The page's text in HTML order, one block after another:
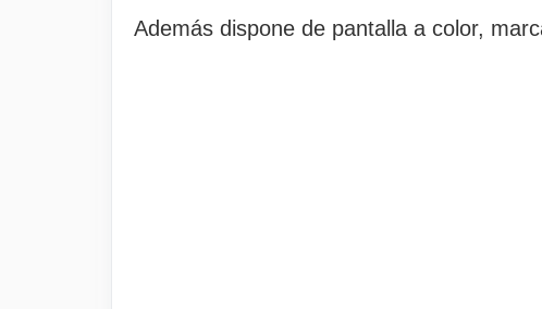
Además dispone de pantalla a color,